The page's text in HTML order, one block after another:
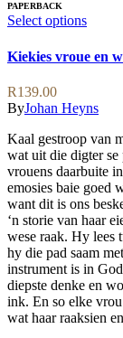
may
on
the
page
PAPERBACK
Select optionsThis
has
options
may
be
on
the
page
Kiekies vroue en
R139.00
ByJohan Heyns
Kaal gestroop van
wat uit die digter
vrouens daarbuite
emosies baie goed
want dit is ons
‘n storie van haar
wese raak. Hy lees
hy die pad saam
instrument is in
diepste denke en
ink. En so elke
wat haar raaksien